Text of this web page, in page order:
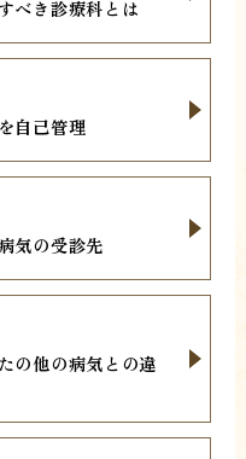
べき診療科とは
自己管理
気の受診先
の他の病気との違